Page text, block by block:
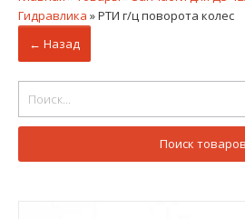
Гидравлика »РТИ г/ц поворота колес
← Назад